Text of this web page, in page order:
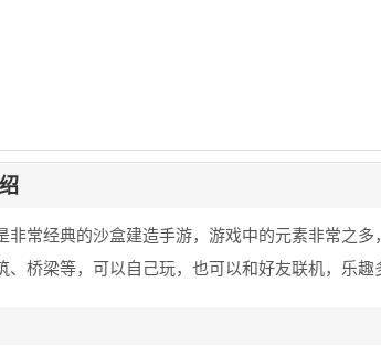
非常经典的沙盒建造手游，游戏中的元素非常之
、桥梁等，可以自己玩，也可以和好友联机，乐趣